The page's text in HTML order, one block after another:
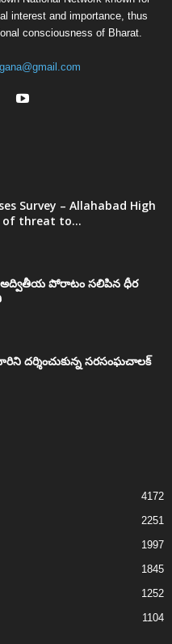
interest and importance, thus
consciousness of Bharat.
Survey – Allahabad High
of threat to...
పోరాటం సలిపిన ధీర
దర్శించుకున్న సరసంఘచాలక్
4172
2251
1997
1845
1252
1104